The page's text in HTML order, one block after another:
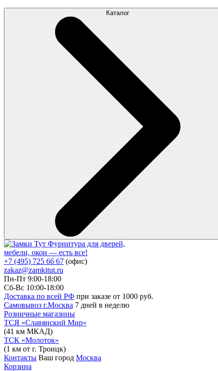
Каталог
Фурнитура для дверей,
мебели, окон — есть все!
+7 (495) 725 66 67 (офис)
zakaz@zamkitut.ru
Пн-Пт 9:00-18:00
Сб-Вс 10:00-18:00
Доставка по всей РФ при заказе от 1000 руб.
Самовывоз г.Москва 7 дней в неделю
Розничные магазины
ТСЯ «Славянский Мир»
(41 км МКАД)
ТСК «Молоток»
(1 км от г. Троицк)
Контакты Ваш город Москва
Корзина